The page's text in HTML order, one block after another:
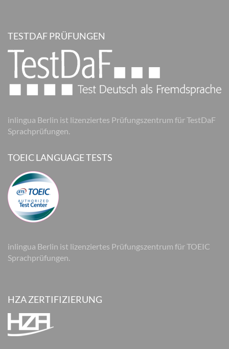
TESTDAF PRÜFUNGEN
inlingua Berlin ist lizenziertes Prüfungszentrum für TestDaF
Sprachprüfungen.
TOEIC LANGUAGE TESTS
inlingua Berlin ist lizenziertes Prüfungszentrum für TOEIC
Sprachprüfungen.
HZA ZERTIFIZIERUNG